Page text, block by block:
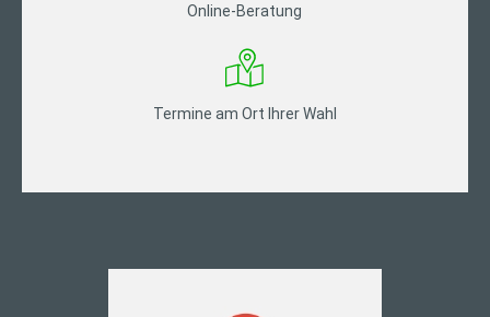
Online-Beratung
Termine am Ort Ihrer Wahl